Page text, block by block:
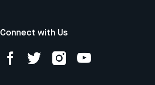
Connect with Us